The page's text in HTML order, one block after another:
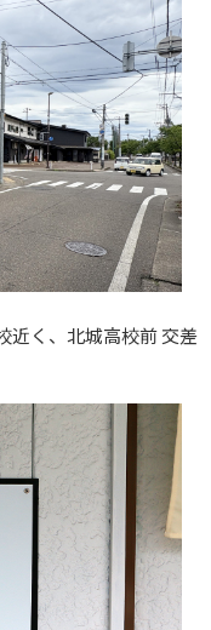
近く、北城高校前 交差